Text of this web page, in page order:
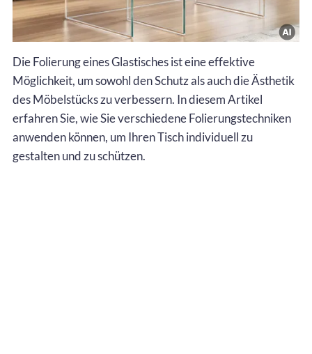
Die Folierung eines Glastisches ist eine effektive
Möglichkeit, um sowohl den Schutz als auch die Ästhetik
des Möbelstücks zu verbessern. In diesem Artikel
erfahren Sie, wie Sie verschiedene Folierungstechniken
anwenden können, um Ihren Tisch individuell zu
gestalten und zu schützen.